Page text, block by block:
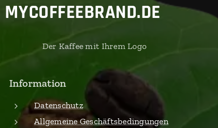
MYCOFFEEBRAND.DE
Der Kaffee mit Ihrem Logo
Information
Datenschutz
Allgemeine Geschäftsbedingungen